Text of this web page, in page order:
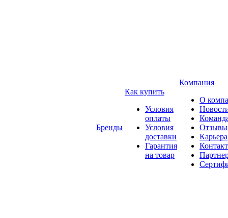
Бренды
Как купить
Условия
оплаты
Условия
доставки
Гарантия
на товар
Компания
О
Отзывы
Карьера